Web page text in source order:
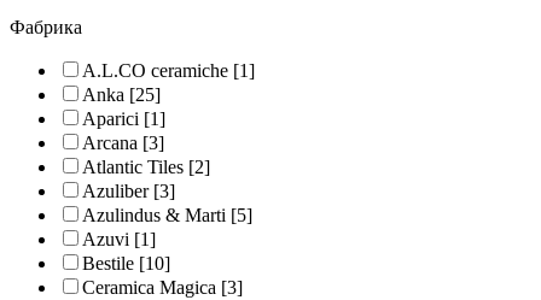
Фабрика
A.L.CO ceramiche [1]
Anka [25]
Aparici [1]
Arcana [3]
Atlantic Tiles [2]
Azuliber[3]
Azulindus & Marti [5]
Azuvi [1]
Bestile [10]
Ceramica Magica [3]